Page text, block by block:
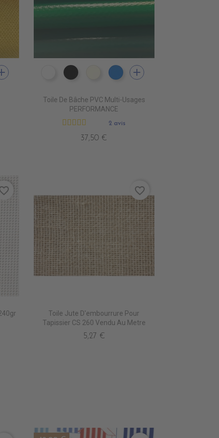
epuisem
JAUNE PE0400 BLANC
PE0440 NOIRPE0490 IVOIRE
PE0410 BLEU ROYAL
add
Toile De Bâche PVC Multi-Usages
PERFORMANCE
2 avis
37,50 €
Toile Jute D'embourrure Pour
Tapissier CS 260 Vendu Au Metre
5,27 €
favorite_border